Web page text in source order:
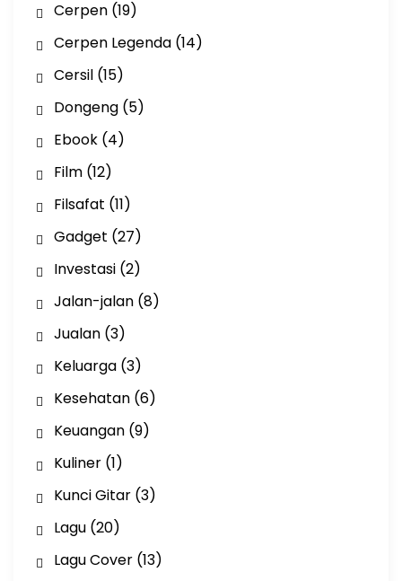
Cerpen(19)
Cerpen Legenda(14)
Cersil(15)
Dongeng(5)
Ebook(4)
Film(12)
Filsafat (11)
Gadget (27)
Investasi(2)
Jalan-jalan(8)
Jualan(3)
Keluarga(3)
Kesehatan(6)
Keuangan(9)
Kuliner(1)
Kunci Gitar(3)
Lagu(20)
Lagu Cover(13)